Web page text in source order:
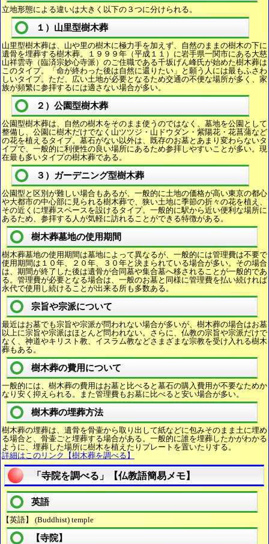
立地形態による違いは大きく以下の３つに分けられる。
１）山里型樹木葬
山里型樹木葬は、山や里の樹木に極力手を加えず、自然のままの樹木の下に
遺骨を埋葬する樹木葬。１９９９年（平成１１）に岩手県一関市にある大慈
山祥雲寺（臨済宗妙心寺派）のご住職である千坂げん峰氏が始めた樹木葬は
このタイプ。「命が終わった後は自然に還りたい」と願う人には最もふさわ
しいタイプ。ただ、広い土地が必要となるため交通の不便な場所が多く、家
族が頻繁に参拝するには適さない場合が多い。
２）公園型樹木葬
公園型樹木葬は、自然の樹木をそのまま使うのではなく、墓地を公園として
整備し、公園に樹木だけでなく山ツツジ・山ドウダン・紫陽花・花菖蒲など
の花を植えるタイプ。墓石がない以外は、既存のお墓とあまり変わらないタ
イプで、一般的に利便性の良い場所にあるため参拝しやすいことが多い。現
在最も多いタイプの樹木葬である。
３）ガーデニング型樹木葬
公園型と区別が難しい場合もあるが、一般的に土地の価格が高い東京の都心
や大都市の中心部に見られる樹木葬で、狭い土地に季節の折々の花を植え、
その近くに埋葬スペースを設けるタイプ。一般的に駅から近い便利な場所に
あるため、参拝する人が気軽に訪れることができる特徴がある。
樹木葬墓地の使用期間
樹木葬墓地の使用期間は墓地によって異なるが、一般的には管理費は不要で
使用期間は１０年、２０年、３０年と決まられている場合が多い。その場合
は、期間が終了した後は遺骨が合同墓や集合墓へ移されることが一般的であ
る。管理費が必要となる場合は、一般のお墓と同様に管理費を払い続ければ
永代で使用し続けることが出来る所も多数ある。
宗旨や宗派について
最近はお墓でも宗旨や宗派が問われない場合が多いが、樹木葬の場合はお墓
以上に宗旨や宗派はほとんど問われない。さらに、仏教の宗旨や宗派だけで
なく、神道やキリスト教、イスラム教などさまざまな宗教を受け入れる樹木
葬もある。
樹木葬の費用について
一般的には、樹木葬の費用はお墓と比べると墓石の購入費用が不要なためか
なり安く抑えられる。また管理費もお墓に比べると安い場合が多い。
樹木葬の埋葬方法
樹木葬の埋葬は、遺骨を骨壷から取り出して紙などに包みそのまま土に埋め
る場合と、骨壷ごと埋葬する場合がある。一般的に誰を埋葬したかがわかる
ように、埋葬した場所に樹木を植えたりプレートを置いたりする。
詳細はこのリンク【樹木葬を調べる】
「寺院を調べる」【仏教語簡易メモ】
英語
【英語】 (Buddhist) temple
【寺院】